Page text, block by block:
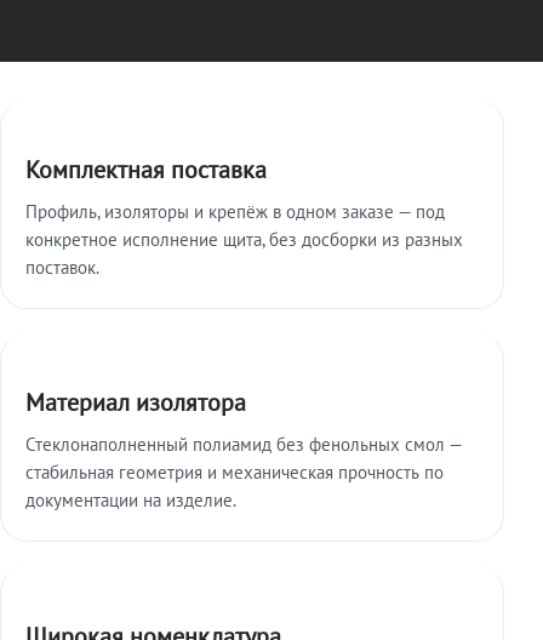
Комплектная поставка
Профиль, изоляторы и крепёж в одном заказе — под
конкретное исполнение щита, без досборки из разных
поставок.
Материал изолятора
Стеклонаполненный полиамид без фенольных смол —
стабильная геометрия и механическая прочность по
документации на изделие.